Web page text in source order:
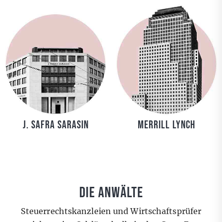
J. Safra Sarasin MERRILL LYNCH
DIE ANWÄLTE
Steuerrechtskanzleien und Wirtschaftsprüfer